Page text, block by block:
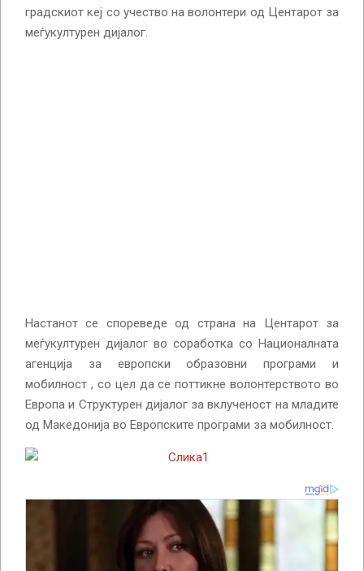
градскиот кеј со учество на волонтери од Центарот за
меѓукултурен дијалог.
Настанот се спореведе од страна на Центарот за
меѓукултурен дијалог во соработка со Националната
агенција за европски образовни програми и
мобилност , со цел да се поттикне волонтерството во
Европа и Структурен дијалог за вклученост на младите
од Македонија во Европските програми за мобилнoст.